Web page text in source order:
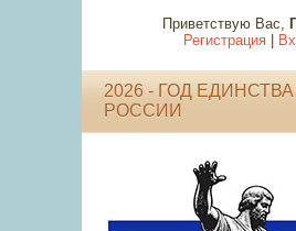
Приветствую Вас,
Регистрация|
2026 - ГОД
РОССИИ